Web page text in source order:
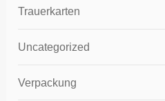
Trauerkarten
Uncategorized
Verpackung